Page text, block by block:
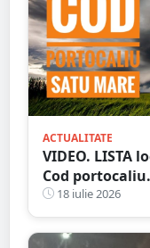
ACTUALITATE
VIDEO. LISTA
Cod
18 iulie 2026